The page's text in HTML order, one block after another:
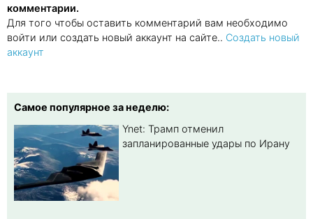
комментарии.
Для того чтобы оставить комментарий вам необходимо
войти или создать новый аккаунт на сайте.. Создать новый
аккаунт
Самое популярное за неделю:
Ynet: Трамп отменил
запланированные удары по Ирану